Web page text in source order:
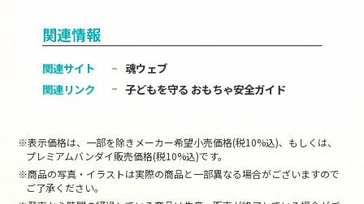
関連情報
関連サイト
魂ウェブ
関連リンク
子どもを守る おもちゃ安全ガイド
※表示価格は、一部を除きメーカー希望小売価格(税10%込)、もしくは、
プレミアムバンダイ販売価格(税10%込)です。
※商品の写真・イラストは実際の商品と一部異なる場合がございますので
ご了承ください。